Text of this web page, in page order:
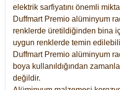
elektrik sarfiyatını önemli
Duffmart Premio alüminyum
renklerde üretildiğinden bina
uygun renklerde temin
Duffmart Premio alüminyum
boya kullanıldığından
değildir.